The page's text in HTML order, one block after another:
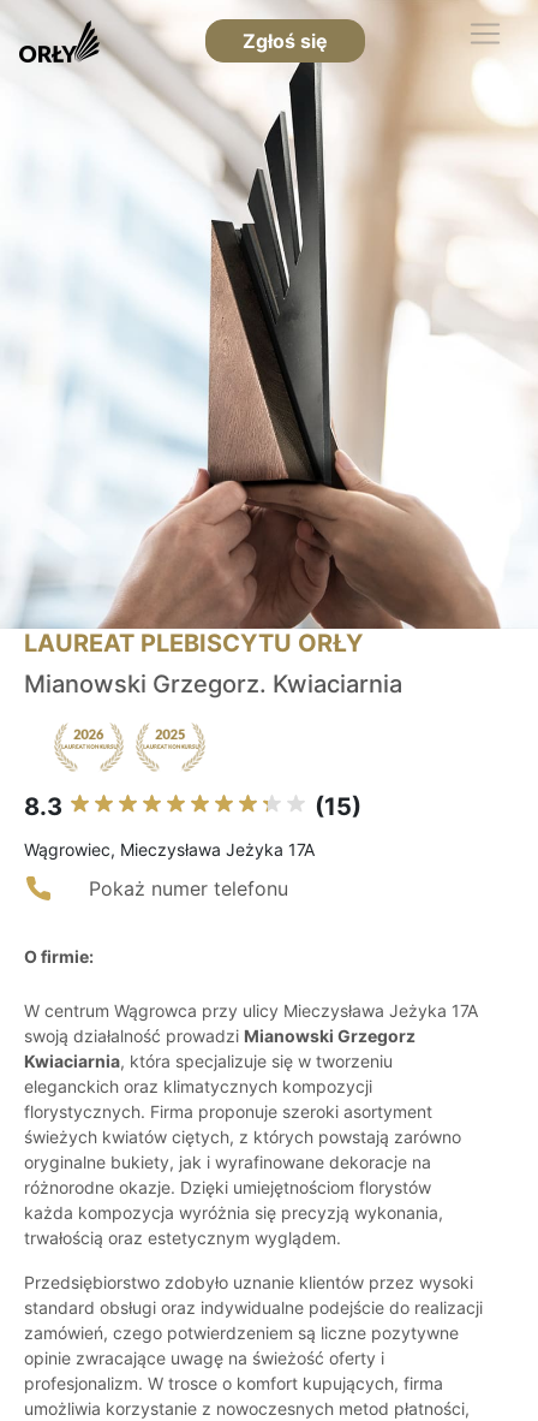
Zgłoś się
LAUREAT PLEBISCYTU ORŁY
Mianowski Grzegorz. Kwiaciarnia
8.3 (15)
Wągrowiec, Mieczysława Jeżyka 17A
Pokaż numer telefonu
O firmie:
W centrum Wągrowca przy ulicy Mieczysława Jeżyka 17A
swoją działalność prowadzi Mianowski Grzegorz
Kwiaciarnia, która specjalizuje się w tworzeniu
eleganckich oraz klimatycznych kompozycji
florystycznych. Firma proponuje szeroki asortyment
świeżych kwiatów ciętych, z których powstają zarówno
oryginalne bukiety, jak i wyrafinowane dekoracje na
różnorodne okazje. Dzięki umiejętnościom florystów
każda kompozycja wyróżnia się precyzją wykonania,
trwałością oraz estetycznym wyglądem.
Przedsiębiorstwo zdobyło uznanie klientów przez wysoki
standard obsługi oraz indywidualne podejście do realizacji
zamówień, czego potwierdzeniem są liczne pozytywne
opinie zwracające uwagę na świeżość oferty i
profesjonalizm. W trosce o komfort kupujących, firma
umożliwia korzystanie z nowoczesnych metod płatności,